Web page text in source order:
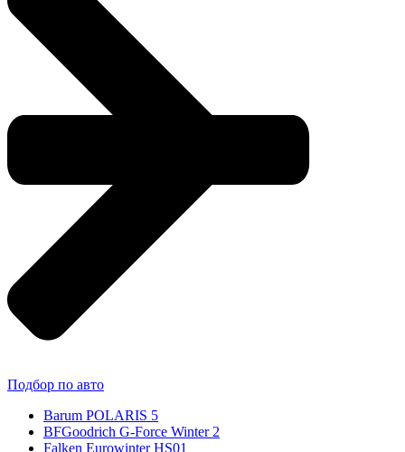
Подбор по авто
Barum POLARIS 5
BFGoodrich G-Force Winter 2
Falken Eurowinter HS01